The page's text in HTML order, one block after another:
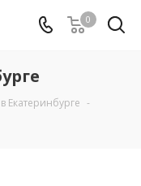
0
Екатеринбурге -